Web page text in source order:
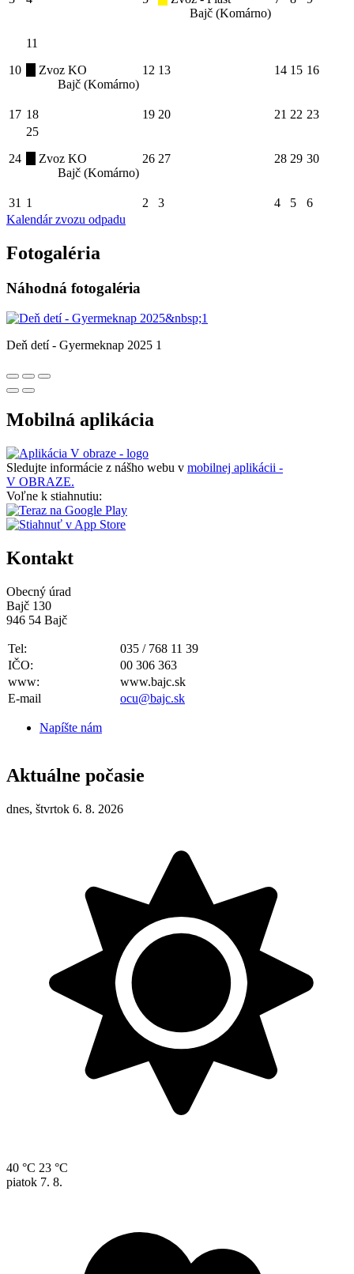
Bajč (Komárno)
10
11
Zvoz KO
Bajč (Komárno)
12 13 14 15 16
17 18 19 20 21 22 23
24
25
Zvoz KO
Bajč (Komárno)
26 27 28 29 30
31 1 2 3 4 5
6
Kalendár zvozu odpadu
Fotogaléria
Náhodná fotogaléria
Deň detí - Gyermeknap 2025 1
Mobilná aplikácia
Sledujte informácie z nášho webu v mobilnej aplikácii -
V OBRAZE.
Voľne k stiahnutiu:
Kontakt
Obecný úrad
Bajč 130
946 54 Bajč
Tel:
035 / 768 11 39
IČO:
00 306 363
www:
www.bajc.sk
E-mail
ocu@bajc.sk
Napíšte nám
Aktuálne počasie
dnes, štvrtok 6. 8. 2026
40 °C 23 °C
piatok 7. 8.